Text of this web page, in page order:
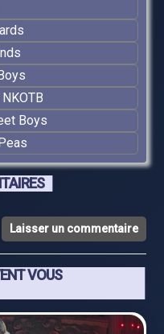
Boys
Laisser un commentaire
VOUS